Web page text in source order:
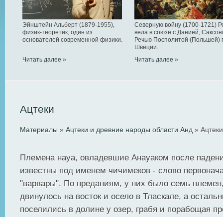
Эйнштейн Альберт (1879-1955),
физик-теоретик, один из
основателей современной физики.
Читать далее »
Северную войну (1700-1721)
вела в союзе с Данией,
Речью Посполитой (Польшей)
Швеции.
Читать далее »
Ацтеки
Материалы » Ацтеки и древние народы области Анд » Ацтеки
Племена науа, овладевшие Анауаком после
известны под именем чичимеков - слово
"варвары". По преданиям, у них было семь
двинулось на восток и осело в Тласкале, а
поселились в долине у озер, грабя и порабощая